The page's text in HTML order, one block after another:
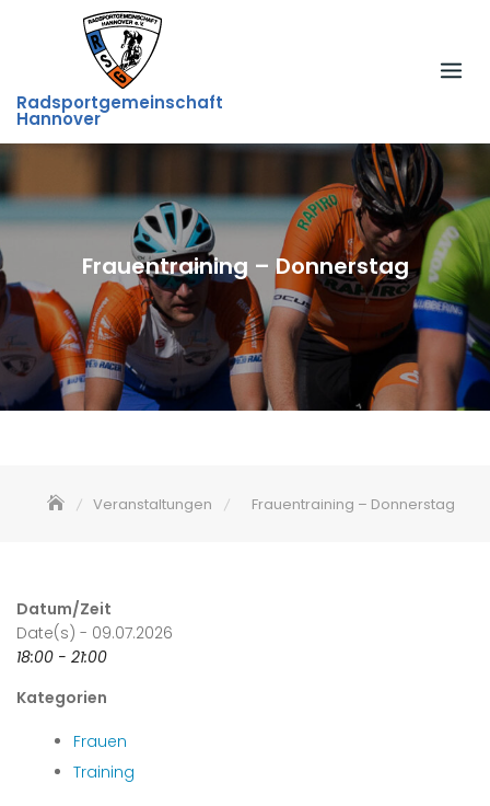
Radsportgemeinschaft
Hannover
Frauentraining – Donnerstag
Veranstaltungen Frauentraining – Donnerstag
Datum/Zeit
Date(s) - 09.07.2026
18:00 - 21:00
Kategorien
Frauen
Training